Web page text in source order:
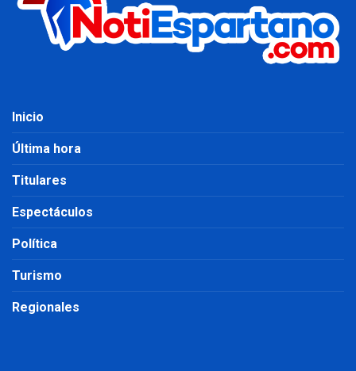
Inicio
Última hora
Titulares
Espectáculos
Política
Turismo
Regionales